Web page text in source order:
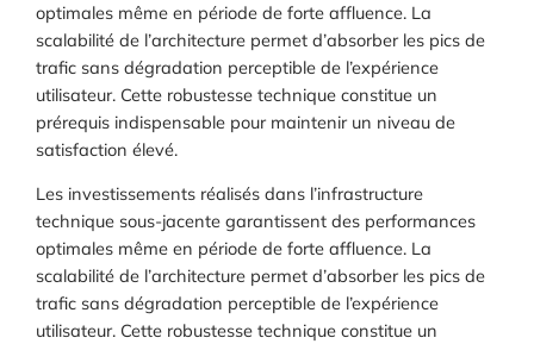
optimales même en période de forte affluence. La
scalabilité de l’architecture permet d’absorber les pics de
trafic sans dégradation perceptible de l’expérience
utilisateur. Cette robustesse technique constitue un
prérequis indispensable pour maintenir un niveau de
satisfaction élevé.
Les investissements réalisés dans l’infrastructure
technique sous-jacente garantissent des performances
optimales même en période de forte affluence. La
scalabilité de l’architecture permet d’absorber les pics de
trafic sans dégradation perceptible de l’expérience
utilisateur. Cette robustesse technique constitue un